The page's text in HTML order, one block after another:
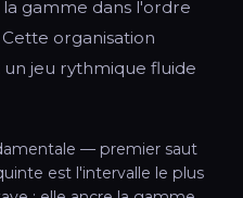
gamme dans l'ordre
organisation
jeu rythmique fluide
— premier saut
est l'intervalle le plus